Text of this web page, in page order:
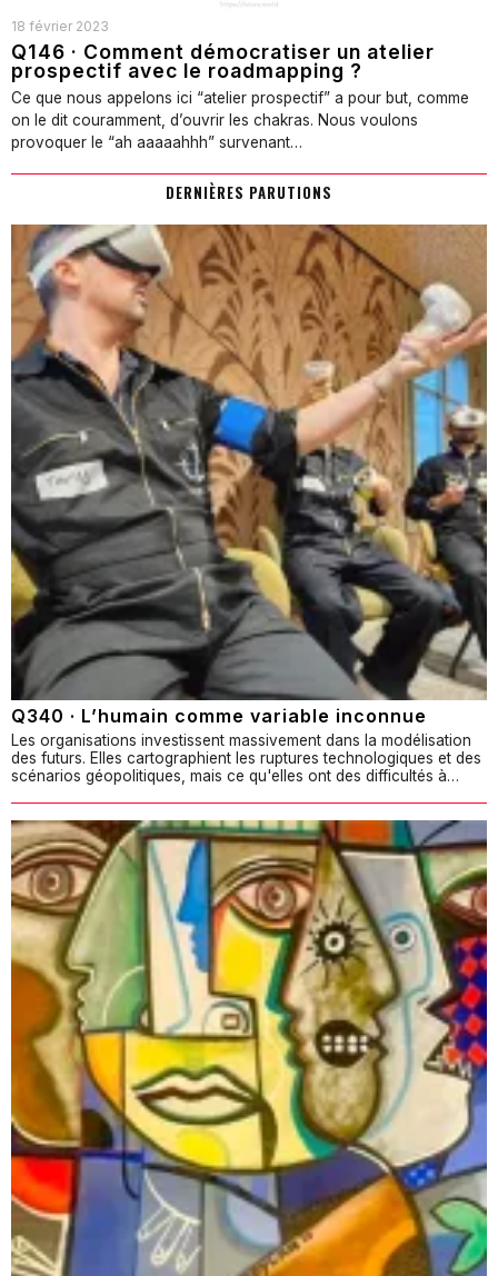
18 février 2023
Q146 · Comment démocratiser un atelier
prospectif avec le roadmapping ?
Ce que nous appelons ici “atelier prospectif” a pour but, comme
on le dit couramment, d’ouvrir les chakras. Nous voulons
provoquer le “ah aaaaahhh” survenant…
DERNIÈRES PARUTIONS
Q340 · L’humain comme variable inconnue
Les organisations investissent massivement dans la modélisation
des futurs. Elles cartographient les ruptures technologiques et des
scénarios géopolitiques, mais ce qu'elles ont des difficultés à…